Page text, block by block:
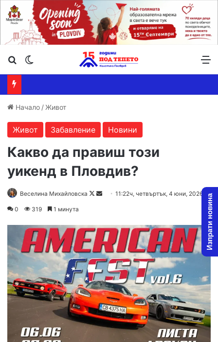
Търсене ...
Начало / Живот
Живот Забавление Новини
Какво да правиш този
уикенд в Пловдив?
Веселина Михайловска
Follow
Send11:22ч, четвъртък, 4 юни, 2026
0 319 1 минута Изпрати новина